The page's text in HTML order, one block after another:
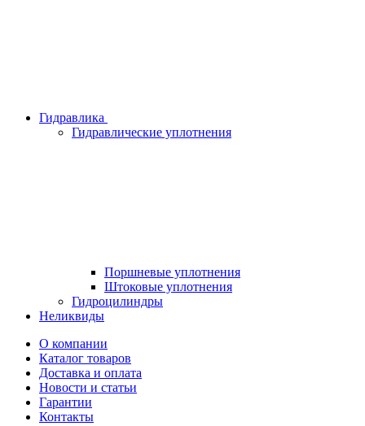
Гидравлика
Гидравлические уплотнения
Поршневые уплотнения
Штоковые уплотнения
Гидроцилиндры
Неликвиды
О компании
Каталог товаров
Доставка и оплата
Новости и статьи
Гарантии
Контакты